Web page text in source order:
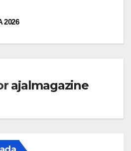
2026
ajalmagazine